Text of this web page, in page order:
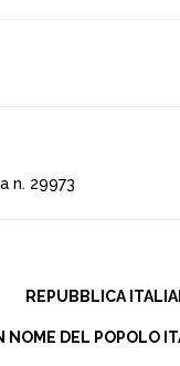
n. 29973
REPUBBLICA
NOME DEL POPOLO